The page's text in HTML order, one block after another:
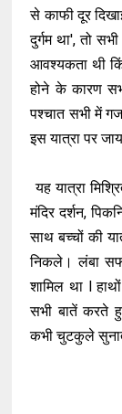
से काफी दूर
दुर्गम था', तो
आवश्यकता थी
होने के कारण
पश्चात सभी में
इस यात्रा पर
यह यात्रा
मंदिर दर्शन,
साथ बच्चों की
निकले। लंबा
शामिल था l
सभी बातें करते
कभी चुटकुले